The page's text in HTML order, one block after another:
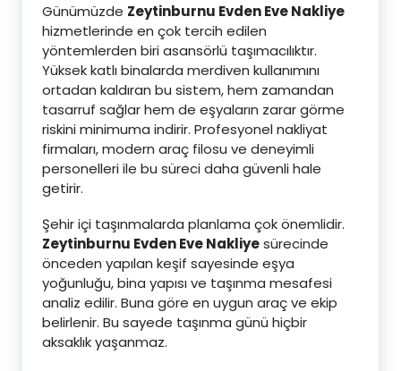
Günümüzde Zeytinburnu Evden Eve Nakliye
hizmetlerinde en çok tercih edilen
yöntemlerden biri asansörlü taşımacılıktır.
Yüksek katlı binalarda merdiven kullanımını
ortadan kaldıran bu sistem, hem zamandan
tasarruf sağlar hem de eşyaların zarar görme
riskini minimuma indirir. Profesyonel nakliyat
firmaları, modern araç filosu ve deneyimli
personelleri ile bu süreci daha güvenli hale
getirir.
Şehir içi taşınmalarda planlama çok önemlidir.
Zeytinburnu Evden Eve Nakliyesürecinde
önceden yapılan keşif sayesinde eşya
yoğunluğu, bina yapısı ve taşınma mesafesi
analiz edilir. Buna göre en uygun araç ve ekip
belirlenir. Bu sayede taşınma günü hiçbir
aksaklık yaşanmaz.